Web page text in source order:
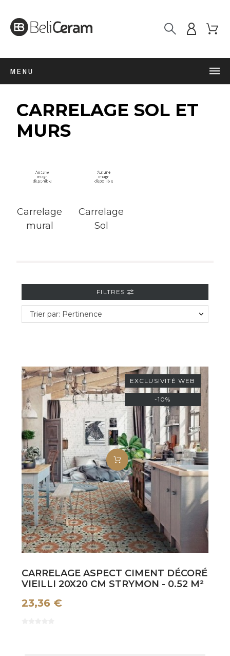
MENU
CARRELAGE SOL ET
MURS
Carrelage
mural
Carrelage
Sol
FILTRES
Trier par: Pertinence
CARRELAGE ASPECT CIMENT DÉCORÉ
VIEILLI 20X20 CM STRYMON - 0.52 M²
23,36 €
EXCLUSIVITÉ WEB
-10%